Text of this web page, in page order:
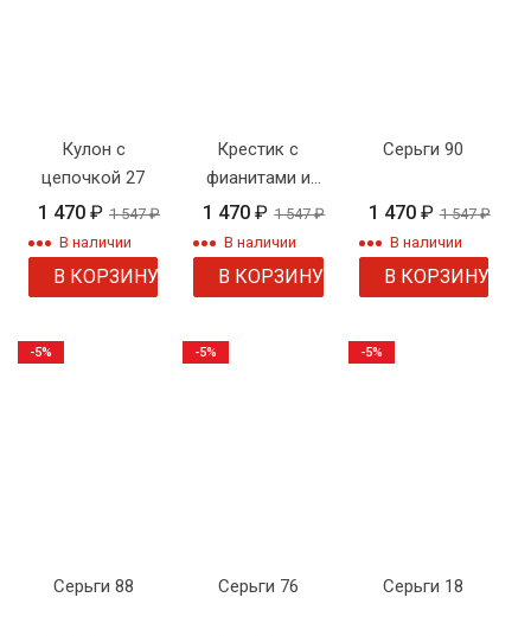
Кулон с
цепочкой 27
1 470 ₽ 1 547₽
В наличии
В КОРЗИНУ
Крестик с
фианитами и
цепочкой
1 470₽ 1 547₽
В наличии
В КОРЗИНУ
Серьги 90
1 470 ₽ 1 547₽
В наличии
В КОРЗИНУ
Серьги 88
-5%
Серьги 76
-5%
Серьги 18
-5%